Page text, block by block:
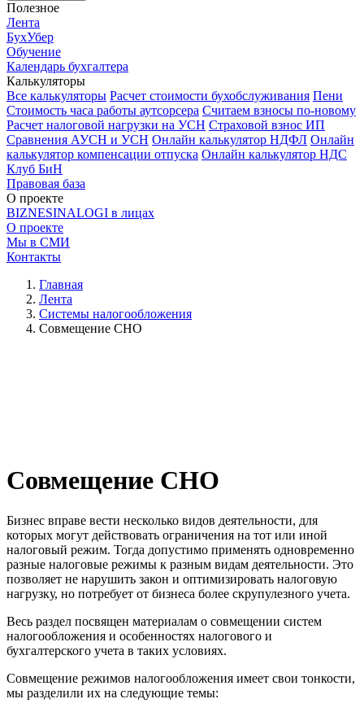
Полезное
Лента
БухУбер
Обучение
Календарь бухгалтера
Калькуляторы
Все калькуляторы Расчет стоимости бухобслуживания Пени
Стоимость часа работы аутсорсера Считаем взносы по-новому
Расчет налоговой нагрузки на УСН Страховой взнос ИП
Сравнения АУСН и УСН Онлайн калькулятор НДФЛ Онлайн
калькулятор компенсации отпуска Онлайн калькулятор НДС
Клуб БиН
Правовая база
О проекте
BIZNESINALOGI в лицах
О проекте
Мы в СМИ
Контакты
Главная
Лента
Системы налогообложения
Совмещение СНО
Совмещение СНО
Бизнес вправе вести несколько видов деятельности, для
которых могут действовать ограничения на тот или иной
налоговый режим. Тогда допустимо применять одновременно
разные налоговые режимы к разным видам деятельности. Это
позволяет не нарушить закон и оптимизировать налоговую
нагрузку, но потребует от бизнеса более скрупулезного учета.
Весь раздел посвящен материалам о совмещении систем
налогообложения и особенностях налогового и
бухгалтерского учета в таких условиях.
Совмещение режимов налогообложения имеет свои тонкости,
мы разделили их на следующие темы: